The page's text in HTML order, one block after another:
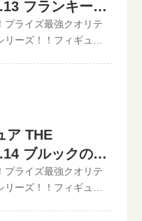
が売れます！宅配買
でもお買取り可能で
全て無料です。JANコ
査定可能!!状態も（開
。下記のような入力方
まる。開催中の買取
・ゾロ現在の買取価格
◆◆◆◆◆◆◆◆◆◆◆ この
新買取価格はコチラか
無料宅配キット申し
。といまるから送料
ボールに商品を詰め
く、お売りになりた
域は、日本全国どこ
査定価格の振込手数料
で更に具体的な金額が
封）ご入力いただけま
フランキーの
プライズ最強クオリテ
ーズ！！フィギュア
各買取価格表の更新
依頼頂いた買取査定
致しますのでご安心
ュア THE
ー現在の買取価格は
この他
買取価格はコチラから↓
ア THE
ブルックの買
プライズ最強クオリテ
ーズ！！フィギュア